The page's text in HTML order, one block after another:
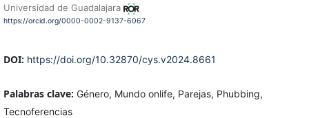
Universidad de Guadalajara
https://orcid.org/0000-0002-9137-6067
DOI: https://doi.org/10.32870/cys.v2024.8661
Palabras clave: Género, Mundo onlife, Parejas, Phubbing,
Tecnoferencias